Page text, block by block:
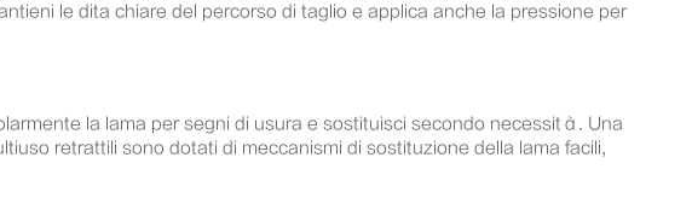
le dita chiare del percorso di taglio e applica anche la pressione per
la lama per segni di usura e sostituisci secondo necessità. Una
retrattili sono dotati di meccanismi di sostituzione della lama facili,